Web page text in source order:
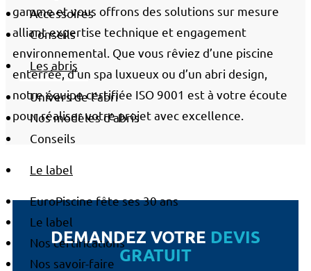
Accessoires
Conseils
Les abris
Univers de l’abri
Nos modèles d’abris
Conseils
Le label
EuroPiscine fête ses 30 ans
Le label
Nos certifications
Nos savoir-faire
gamme et vous offrons des solutions sur mesure
alliant expertise technique et engagement
environnemental. Que vous rêviez d’une piscine
enterrée, d’un spa luxueux ou d’un abri design,
notre équipe certifiée ISO 9001 est à votre écoute
pour réaliser votre projet avec excellence.
DEMANDEZ VOTRE DEVIS
GRATUIT